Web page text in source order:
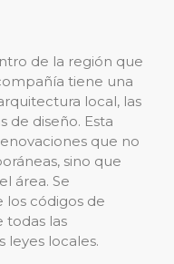
de la región que
tiene una
local, las
de diseño. Esta
que no
sino que
área. Se
los códigos de
todas las
leyes locales.